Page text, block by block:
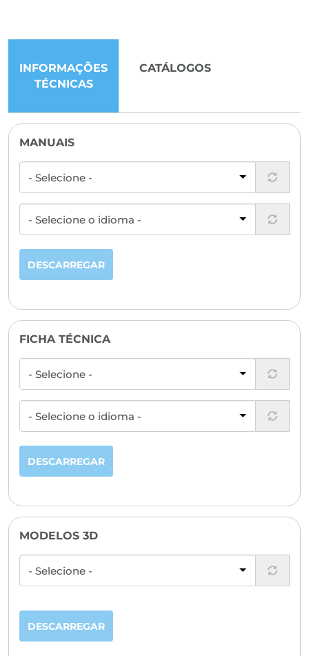
INFORMAÇÕES
TÉCNICAS
CATÁLOGOS
MANUAIS
DESCARREGAR
FICHA TÉCNICA
DESCARREGAR
MODELOS 3D
DESCARREGAR